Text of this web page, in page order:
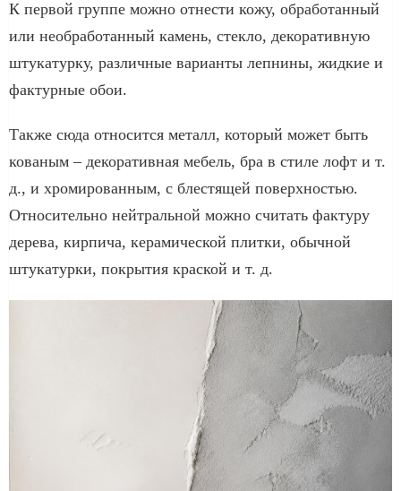
К первой группе можно отнести кожу, обработанный
или необработанный камень, стекло, декоративную
штукатурку, различные варианты лепнины, жидкие и
фактурные обои.
Также сюда относится металл, который может быть
кованым – декоративная мебель, бра в стиле лофт и т.
д., и хромированным, с блестящей поверхностью.
Относительно нейтральной можно считать фактуру
дерева, кирпича, керамической плитки, обычной
штукатурки, покрытия краской и т. д.